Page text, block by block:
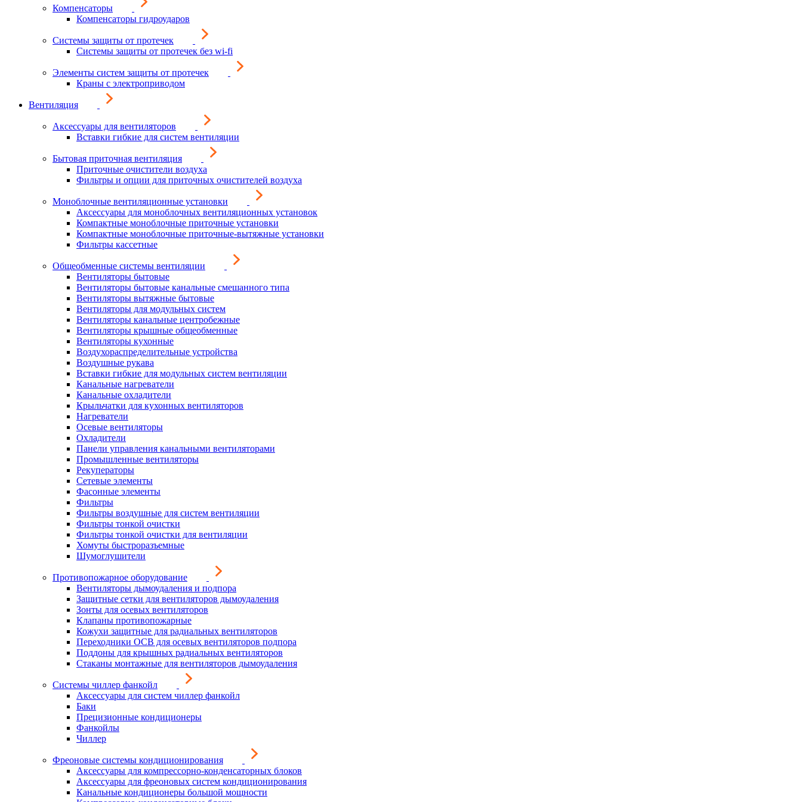
Компенсаторы
Компенсаторы гидроударов
Системы защиты от протечек
Системы защиты от протечек без wi-fi
Элементы систем защиты от протечек
Краны с электроприводом
Вентиляция
Аксессуары для вентиляторов
Вставки гибкие для систем вентиляции
Бытовая приточная вентиляция
Приточные очистители воздуха
Фильтры и опции для приточных очистителей воздуха
Моноблочные вентиляционные установки
Аксессуары для моноблочных вентиляционных установок
Компактные моноблочные приточные установки
Компактные моноблочные приточные-вытяжные установки
Фильтры кассетные
Общеобменные системы вентиляции
Вентиляторы бытовые
Вентиляторы бытовые канальные смешанного типа
Вентиляторы вытяжные бытовые
Вентиляторы для модульных систем
Вентиляторы канальные центробежные
Вентиляторы крышные общеобменные
Вентиляторы кухонные
Воздухораспределительные устройства
Воздушные рукава
Вставки гибкие для модульных систем вентиляции
Канальные нагреватели
Канальные охладители
Крыльчатки для кухонных вентиляторов
Нагреватели
Осевые вентиляторы
Охладители
Панели управления канальными вентиляторами
Промышленные вентиляторы
Рекуператоры
Сетевые элементы
Фасонные элементы
Фильтры
Фильтры воздушные для систем вентиляции
Фильтры тонкой очистки
Фильтры тонкой очистки для вентиляции
Хомуты быстроразъемные
Шумоглушители
Противопожарное оборудование
Вентиляторы дымоудаления и подпора
Защитные сетки для вентиляторов дымоудаления
Зонты для осевых вентиляторов
Клапаны противопожарные
Кожухи защитные для радиальных вентиляторов
Переходники ОСВ для осевых вентиляторов подпора
Поддоны для крышных радиальных вентиляторов
Стаканы монтажные для вентиляторов дымоудаления
Системы чиллер фанкойл
Аксессуары для систем чиллер фанкойл
Баки
Прецизионные кондиционеры
Фанкойлы
Чиллер
Фреоновые системы кондиционирования
Аксессуары для компрессорно-конденсаторных блоков
Аксессуары для фреоновых систем кондиционирования
Канальные кондиционеры большой мощности